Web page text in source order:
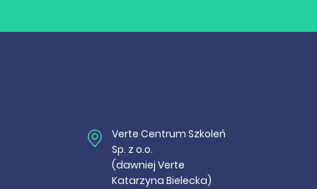
Verte Centrum Szkoleń
Sp. z o.o.
(dawniej Verte
Katarzyna Bielecka)